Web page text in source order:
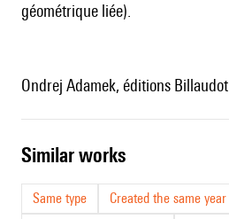
géométrique liée).
Ondrej Adamek, éditions Billaudot.
similar works
Same type
Created the same year